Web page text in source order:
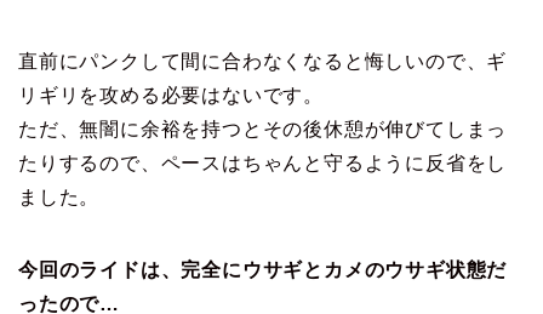
直前にパンクして間に合わなくなると悔しいので、ギ
リギリを攻める必要はないです。
ただ、無闇に余裕を持つとその後休憩が伸びてしまっ
たりするので、ペースはちゃんと守るように反省をし
ました。
今回のライドは、完全にウサギとカメのウサギ状態だ
ったので…